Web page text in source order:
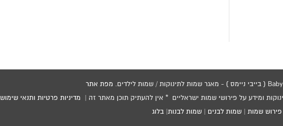
מפת אתר
ומידע על פירושי שמות ישראליים * אין להעתיק תוכן מאתר זה | מדיניות פרטיות ותנאי שימוש
פירוש שמות |שמות לבנים |שמות לבנות בלוג